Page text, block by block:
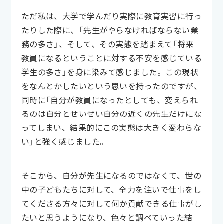
ただ私は、大学で学んだり実際に教育実習に行っ
たりした際に、「先生がやらなければならない業
務の多さ」、そして、その実態を踏まえて「将来
教員になるということに対する不安を感じている
学生の多さ」を身に染みて感じました。この現状
をなんとかしたいという思いを持ったのですが、
同時に「自分が教員になったとしても、変えられ
るのは自分とせいぜい自分の近くの先生だけにな
ってしまい、結果的にこの実態は大きく変わらな
い」と強く感じました。
そこから、自分が先生になるのではなくて、世の
中の子どもたちに対して、全力を注いで仕事をし
てくださる方々に対して何か貢献できる仕事がし
たいと思うようになり、色々と調べていった結